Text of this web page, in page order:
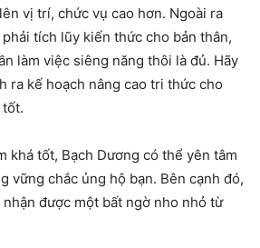
vị trí, chức vụ cao hơn. Ngoài ra
tích lũy kiến thức cho bản thân,
làm việc siêng năng thôi là đủ. Hãy
ra kế hoạch nâng cao tri thức cho
khá tốt, Bạch Dương có thể yên tâm
vững chắc ủng hộ bạn. Bên cạnh đó,
được một bất ngờ nho nhỏ từ